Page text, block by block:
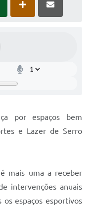
por espaços bem
e Lazer de Serro
mais uma a receber
intervenções anuais
espaços esportivos